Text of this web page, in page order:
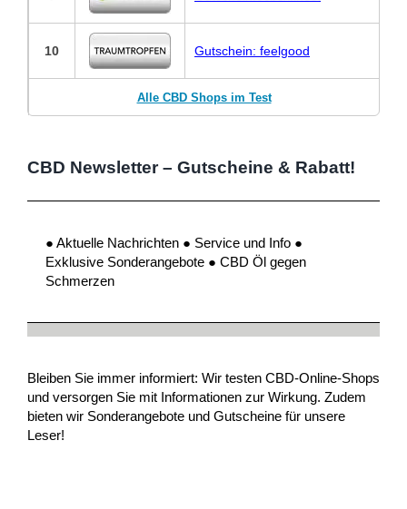
10 Gutschein: feelgood
Alle CBD Shops im Test
CBD Newsletter – Gutscheine & Rabatt!
● Aktuelle Nachrichten ● Service und Info ●
Exklusive Sonderangebote ● CBD Öl gegen
Schmerzen
Bleiben Sie immer informiert: Wir testen CBD-Online-Shops
und versorgen Sie mit Informationen zur Wirkung. Zudem
bieten wir Sonderangebote und Gutscheine für unsere
Leser!